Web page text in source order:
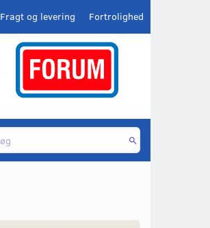
Fortrolighed
Fragt og levering